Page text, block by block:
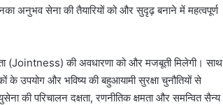
अनुभव सेना की तैयारियों को और सुदृढ़ बनाने में महत्वपूर्ण
(Jointness) की अवधारणा को और मजबूती मिलेगी। साथ
के उपयोग और भविष्य की बहुआयामी सुरक्षा चुनौतियों से
की परिचालन दक्षता, रणनीतिक क्षमता और समन्वित सैन्य